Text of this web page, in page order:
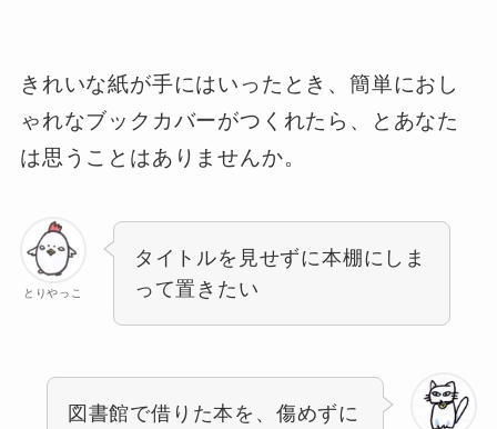
きれいな紙が手にはいったとき、簡単におし
ゃれなブックカバーがつくれたら、とあなた
は思うことはありませんか。
とりやっこ
タイトルを見せずに本棚にしま
って置きたい
図書館で借りた本を、傷めずに